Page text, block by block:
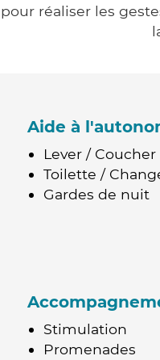
réaliser les
Aide à
Lever / Coucher
Toilette /
Gardes de nuit
Stimulation
Promenades